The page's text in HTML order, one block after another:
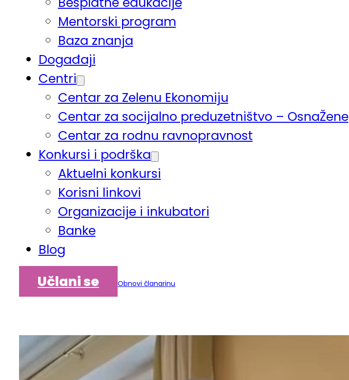
Mentorski program
Baza znanja
Događaji
Centri
Centar za Zelenu Ekonomiju
Centar za socijalno preduzetništvo – OsnaŽene
Centar za rodnu ravnopravnost
Konkursi i podrška
Aktuelni konkursi
Korisni linkovi
Organizacije i inkubatori
Banke
Blog
Učlani se Obnovi članarinu